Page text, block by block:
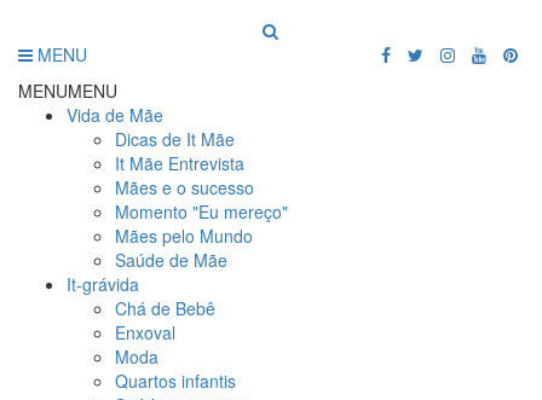
MENU
MENUMENU
Vida de Mãe
Dicas de It Mãe
It Mãe Entrevista
Mães e o sucesso
Momento "Eu mereço"
Mães pelo Mundo
Saúde de Mãe
It-grávida
Chá de Bebê
Enxoval
Moda
Quartos infantis